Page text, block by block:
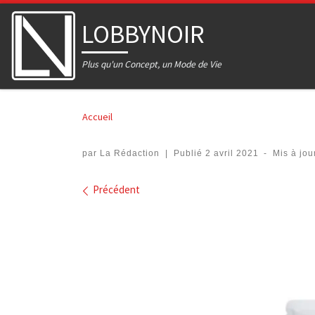
Skip to content LOBBYNOIR
Plus qu'un Concept, un Mode de Vie
Accueil
par La Rédaction Publié 2 avril 2021 - Mis à
Navigation dans les
Précédent